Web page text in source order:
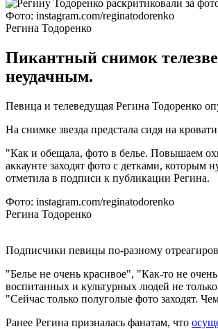
Фото: instagram.com/reginatodorenko
Регина Тодоренко
Пикантный снимок
неудачным.
Певица и телеведущая Регина Тодоренко
На снимке звезда предстала сидя на
"Как и обещала, фото в белье. Повышаем
аккаунте заходят фото с детками,
отметила в подписи к публикации Регина.
Фото: instagram.com/reginatodorenko
Регина Тодоренко
Подписчики певицы по-разному
"Белье не очень красивое", "Как-то не
воспитанных и культурных людей не
"Сейчас только полуголые фото заходят.
Ранее Регина призналась фанатам, что